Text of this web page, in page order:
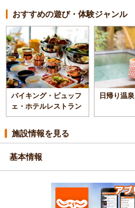
おすすめの遊び・体験ジャンル
バイキング・ビュッフ
ェ・ホテルレストラン
日帰り温泉
施設情報を見る
基本情報